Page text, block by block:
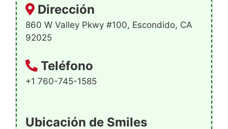
Dirección
860 W Valley Pkwy #100, Escondido, CA
92025
Teléfono
+1 760-745-1585
Ubicación de Smiles